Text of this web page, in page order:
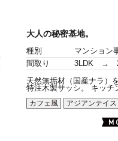
大人の秘密基地。
種別
マンション
間取り
3LDK →
天然無垢材（国産ナラ）
特注木製サッシ。 キッチ
カフェ風
アジアンテイス